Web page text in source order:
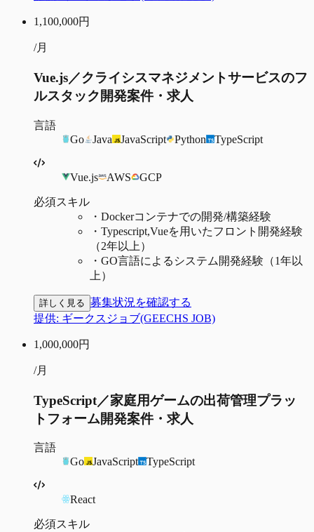
1,100,000円
/月
Vue.js／クライシスマネジメントサービスのフ
ルスタック開発案件・求人
言語
Go
Java JavaScript Python TypeScript
Vue.js AWS GCP
必須スキル
・ Dockerコンテナでの開発/構築経験
・ Typescript,Vueを用いたフロント開発経験
（2年以上）
・ GO言語によるシステム開発経験（1年以
上）
詳しく見る 募集状況を確認する
提供: ギークスジョブ(GEECHS JOB)
1,000,000円
/月
TypeScript／家庭用ゲームの出荷管理プラッ
トフォーム開発案件・求人
言語
Go
JavaScript TypeScript
React
必須スキル